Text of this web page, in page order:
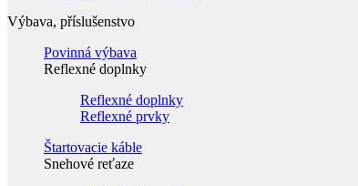
Výbava, příslušenstvo
Povinná výbava
Reflexné doplnky
Reflexné doplnky
Reflexné prvky
Štartovacie káble
Snehové reťaze